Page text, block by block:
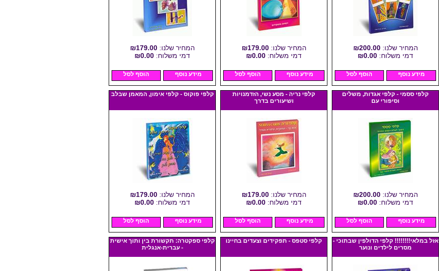
המחיר שלנו:₪200.00
דמי משלוח: ₪0.00
מידע נוסף הוסף לסל
המחיר שלנו:₪179.00
דמי משלוח: ₪0.00
מידע נוסף הוסף לסל
המחיר שלנו:₪179.00
דמי משלוח: ₪0.00
מידע נוסף הוסף לסל
קלפי ססמי - קלפי אגדות, משלים
וסיפורי עם
המחיר שלנו:₪200.00
דמי משלוח: ₪0.00
מידע נוסף הוסף לסל
קלפי נריה - מסע נשי, הזדמנויות
ושיעורים בדרך
המחיר שלנו:₪179.00
דמי משלוח: ₪0.00
מידע נוסף הוסף לסל
קלפי פוקוס - קלפי אימון, המאמן שבלב
המחיר שלנו:₪179.00
דמי משלוח: ₪0.00
מידע נוסף הוסף לסל
אזל במלאי!!!!!!!! קלפי הדולפין שבתוכי -
מסרים לילדים ונוער
קלפי סטפס - תפקידים וצעדים בחיינו
קלפי ספקטרה: תקשורת בין ותוך אישית
- עברית-אנגלית